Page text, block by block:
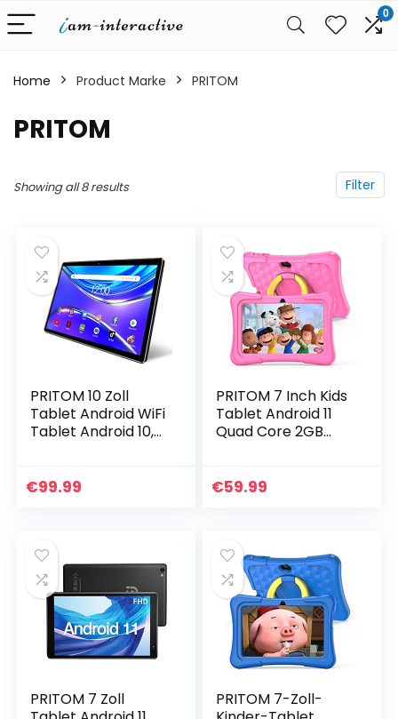
0
Home Product Marke ‎PRITOM
‎PRITOM
Filter
Showing all 8 results
PRITOM 10 Zoll
Tablet Android WiFi
Tablet Android 10,
auf 512GB, Quad
€99.99
PRITOM 7 Inch Kids
Tablet Android 11
Quad Core 2GB
Educational Games
€59.99
PRITOM 7 Zoll
PRITOM 7-Zoll-